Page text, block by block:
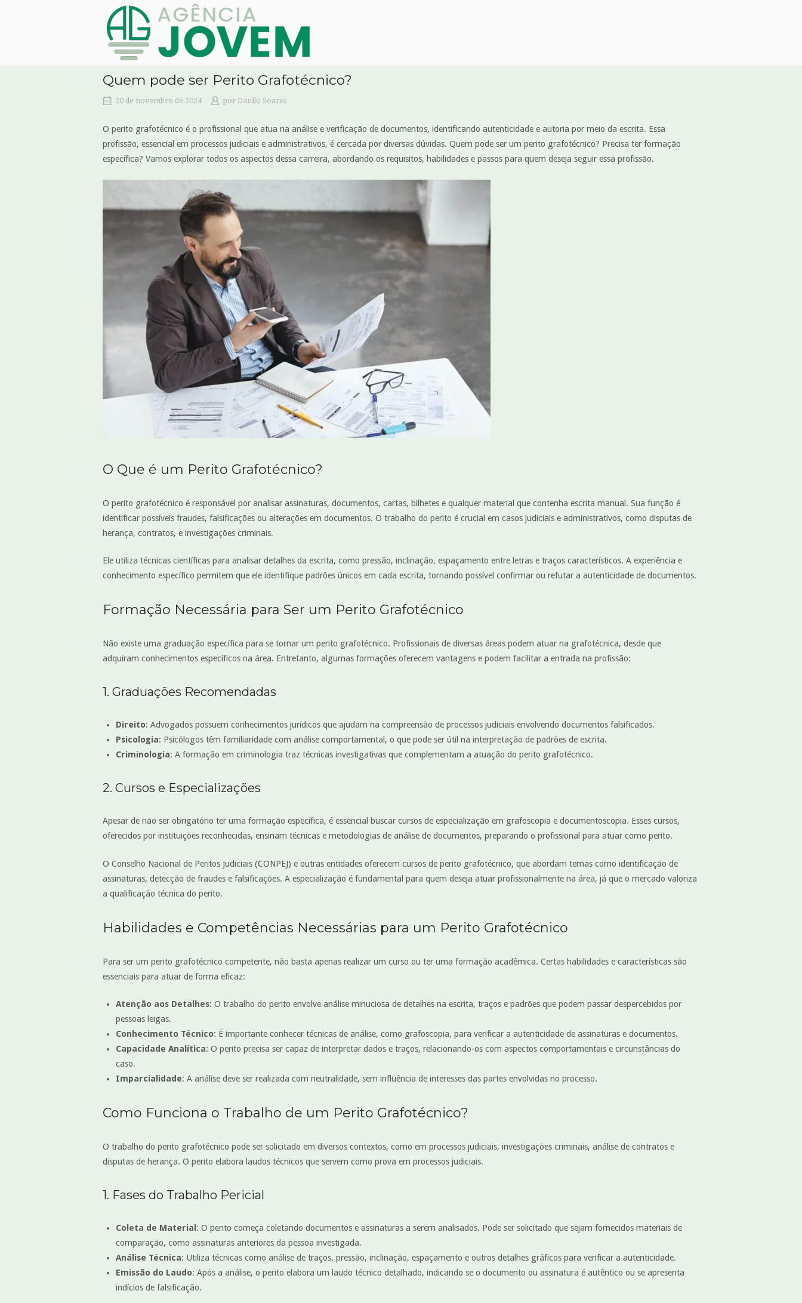
Home
Quem pode ser Perito Grafotécnico?
20 de novembro de 2024 por Danilo Soares
O perito grafotécnico é o profissional que atua na análise e verificação de documentos, identificando autenticidade e autoria por meio da escrita. Essa
profissão, essencial em processos judiciais e administrativos, é cercada por diversas dúvidas. Quem pode ser um perito grafotécnico? Precisa ter formação
específica? Vamos explorar todos os aspectos dessa carreira, abordando os requisitos, habilidades e passos para quem deseja seguir essa profissão.
O Que é um Perito Grafotécnico?
O perito grafotécnico é responsável por analisar assinaturas, documentos, cartas, bilhetes e qualquer material que contenha escrita manual. Sua função é
identificar possíveis fraudes, falsificações ou alterações em documentos. O trabalho do perito é crucial em casos judiciais e administrativos, como disputas de
herança, contratos, e investigações criminais.
Ele utiliza técnicas científicas para analisar detalhes da escrita, como pressão, inclinação, espaçamento entre letras e traços característicos. A experiência e
conhecimento específico permitem que ele identifique padrões únicos em cada escrita, tornando possível confirmar ou refutar a autenticidade de documentos.
Formação Necessária para Ser um Perito Grafotécnico
Não existe uma graduação específica para se tornar um perito grafotécnico. Profissionais de diversas áreas podem atuar na grafotécnica, desde que
adquiram conhecimentos específicos na área. Entretanto, algumas formações oferecem vantagens e podem facilitar a entrada na profissão:
1. Graduações Recomendadas
Direito: Advogados possuem conhecimentos jurídicos que ajudam na compreensão de processos judiciais envolvendo documentos falsificados.
Psicologia: Psicólogos têm familiaridade com análise comportamental, o que pode ser útil na interpretação de padrões de escrita.
Criminologia: A formação em criminologia traz técnicas investigativas que complementam a atuação do perito grafotécnico.
2. Cursos e Especializações
Apesar de não ser obrigatório ter uma formação específica, é essencial buscar cursos de especialização em grafoscopia e documentoscopia. Esses cursos,
oferecidos por instituições reconhecidas, ensinam técnicas e metodologias de análise de documentos, preparando o profissional para atuar como perito.
O Conselho Nacional de Peritos Judiciais (CONPEJ) e outras entidades oferecem cursos de perito grafotécnico, que abordam temas como identificação de
assinaturas, detecção de fraudes e falsificações. A especialização é fundamental para quem deseja atuar profissionalmente na área, já que o mercado valoriza
a qualificação técnica do perito.
Habilidades e Competências Necessárias para um Perito Grafotécnico
Para ser um perito grafotécnico competente, não basta apenas realizar um curso ou ter uma formação acadêmica. Certas habilidades e características são
essenciais para atuar de forma eficaz:
Atenção aos Detalhes: O trabalho do perito envolve análise minuciosa de detalhes na escrita, traços e padrões que podem passar despercebidos por
pessoas leigas.
Conhecimento Técnico: É importante conhecer técnicas de análise, como grafoscopia, para verificar a autenticidade de assinaturas e documentos.
Capacidade Analítica: O perito precisa ser capaz de interpretar dados e traços, relacionando-os com aspectos comportamentais e circunstâncias do
caso.
Imparcialidade: A análise deve ser realizada com neutralidade, sem influência de interesses das partes envolvidas no processo.
Como Funciona o Trabalho de um Perito Grafotécnico?
O trabalho do perito grafotécnico pode ser solicitado em diversos contextos, como em processos judiciais, investigações criminais, análise de contratos e
disputas de herança. O perito elabora laudos técnicos que servem como prova em processos judiciais.
1. Fases do Trabalho Pericial
Coleta de Material : O perito começa coletando documentos e assinaturas a serem analisados. Pode ser solicitado que sejam fornecidos materiais de
comparação, como assinaturas anteriores da pessoa investigada.
Análise Técnica: Utiliza técnicas como análise de traços, pressão, inclinação, espaçamento e outros detalhes gráficos para verificar a autenticidade.
Emissão do Laudo: Após a análise, o perito elabora um laudo técnico detalhado, indicando se o documento ou assinatura é autêntico ou se apresenta
indícios de falsificação.